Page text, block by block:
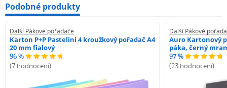
Podobné produkty
Další Pákové pořadače
Karton P+P Pastelini 4 kroužkový pořadač A4
20 mm fialový
96 %
(7 hodnocení)
Další Pákové
Auro Kartonový
páka, černý
97 %
(23 hodnocení)